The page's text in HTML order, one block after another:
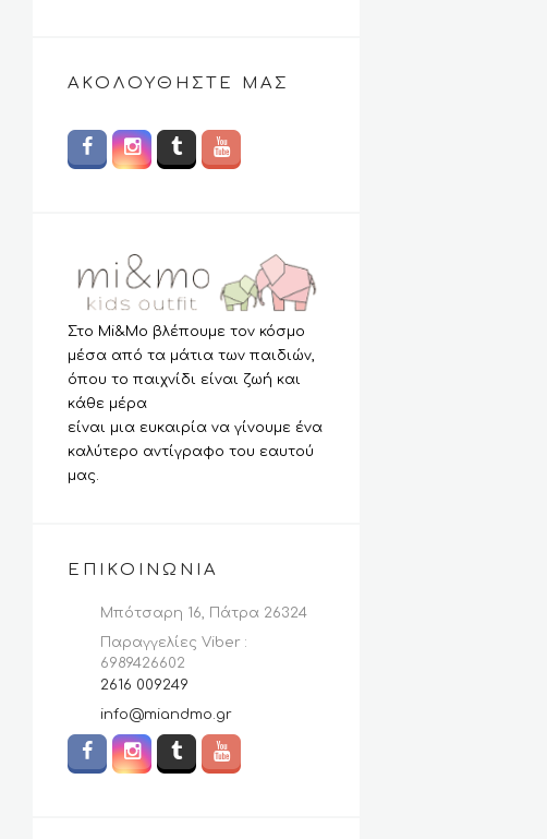
ΑΚΟΛΟΥΘΉΣΤΕ ΜΑΣ
Στο Mi&Mo βλέπουμε τον κόσμο
μέσα από τα μάτια των παιδιών,
όπου το παιχνίδι είναι ζωή και
κάθε μέρα
είναι μια ευκαιρία να γίνουμε ένα
καλύτερο αντίγραφο του εαυτού
μας.
ΕΠΙΚΟΙΝΩΝΊΑ
Μπότσαρη 16, Πάτρα 26324
Παραγγελίες Viber :
6989426602
2616 009249
info@miandmo.gr